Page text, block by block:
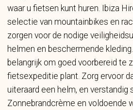
waar u fietsen kunt huren. Ibiza
selectie van mountainbikes en
zorgen voor de nodige
helmen en beschermende
belangrijk om goed voorbereid te
fietsexpeditie plant. Zorg ervoor
uiteraard een helm, en verstandig
Zonnebrandcrème en voldoende